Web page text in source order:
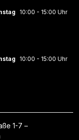
10:00 - 15:00 Uhr
10:00 - 15:00 Uhr
1-7 –